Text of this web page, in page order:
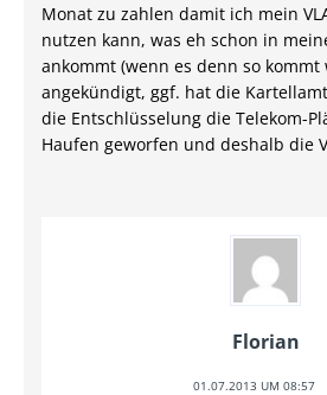
Monat zu zahlen damit ich mein
nutzen kann, was eh schon in
ankommt (wenn es denn so kommt
angekündigt, ggf. hat die
die Entschlüsselung die Telekom-
Haufen geworfen und deshalb die
Florian
01.07.2013 UM 08:57